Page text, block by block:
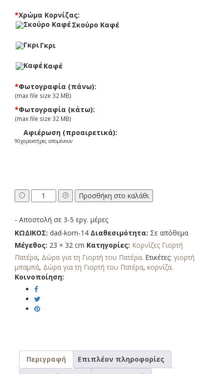
*Χρώμα Κορνίζας:
Σκούρο Καφέ
Γκρι
Καφέ
*Φωτογραφία (πάνω):
(max file size 32 MB)
*Φωτογραφία (κάτω):
(max file size 32 MB)
Αφιέρωση (προαιρετικά):
90χαρακτήρες απομένουν
Κορνίζα
Γιορτή
Αγκαλιά
Με
2
Φωτογραφίες
και
Αφιέρωση
-
Αγόρι
ποσότητα
Προσθήκη στο καλάθι
- Αποστολή σε 3-5 εργ. μέρες
ΚΩΔΙΚΟΣ: dad-korn-14 Διαθεσιμότητα: Σε απόθεμα
Μέγεθος: 23 × 32 cm Κατηγορίες: Κορνίζες Γιορτή
Πατέρα, Δώρα για τη Γιορτή του Πατέρα. Ετικέτες: γιορτή
μπαμπά, Δώρα για τη Γιορτή του Πατέρα, κορνίζα.
Κοινοποίηση:
Περιγραφή
Επιπλέον πληροφορίες